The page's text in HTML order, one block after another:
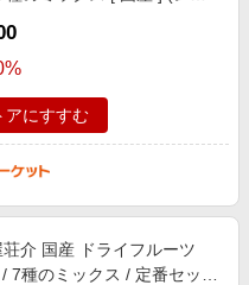
じく/もも) 贈り物 手土産
アにすすむ
荘介 国産 ドライフルーツ
7種のミックス / 定番セッ